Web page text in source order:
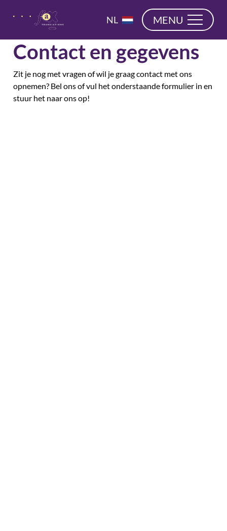
NL
DE
MENU
Contact en gegevens
Zit je nog met vragen of wil je graag contact met ons
opnemen? Bel ons of vul het onderstaande formulier in en
stuur het naar ons op!